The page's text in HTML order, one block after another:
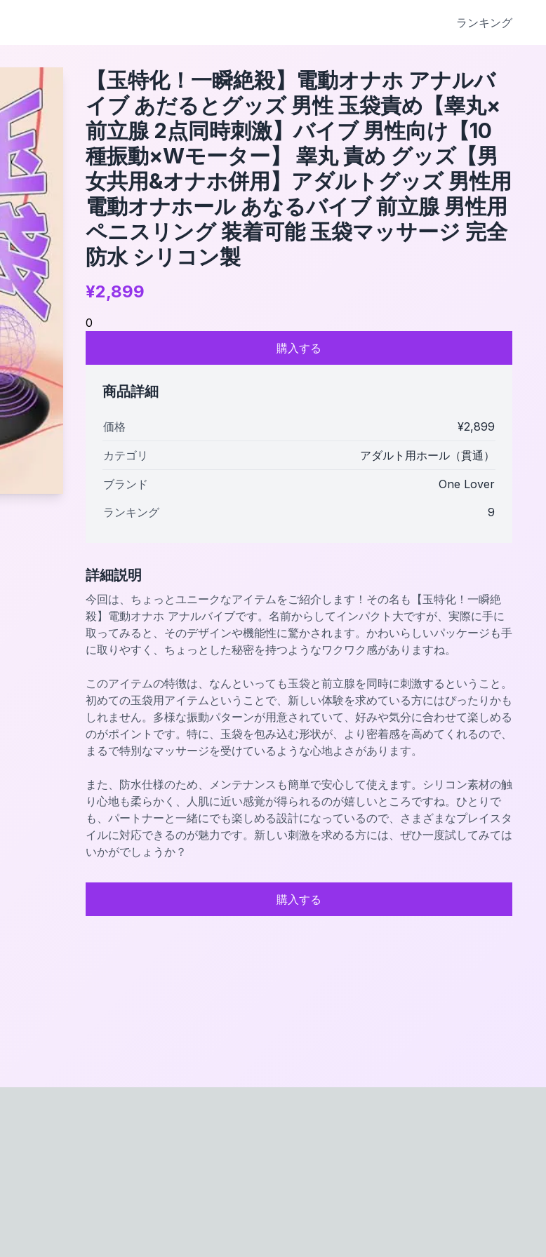
ランキング
【玉特化！一瞬絶殺】電動オナホ アナルバ
イブ あだるとグッズ 男性 玉袋責め【睾丸×
前立腺 2点同時刺激】バイブ 男性向け【10
種振動×Wモーター】 睾丸 責め グッズ【男
女共用&オナホ併用】アダルトグッズ 男性用
電動オナホール あなるバイブ 前立腺 男性用
ペニスリング 装着可能 玉袋マッサージ 完全
防水 シリコン製
¥2,899
0
購入する
商品詳細
価格 ¥2,899
カテゴリ アダルト用ホール（貫通）
ブランド
One Lover
ランキング
9
詳細説明
今回は、ちょっとユニークなアイテムをご紹介します！その名も【玉特化！一瞬絶
殺】電動オナホ アナルバイブです。名前からしてインパクト大ですが、実際に手に
取ってみると、そのデザインや機能性に驚かされます。かわいらしいパッケージも手
に取りやすく、ちょっとした秘密を持つようなワクワク感がありますね。
このアイテムの特徴は、なんといっても玉袋と前立腺を同時に刺激するということ。
初めての玉袋用アイテムということで、新しい体験を求めている方にはぴったりかも
しれません。多様な振動パターンが用意されていて、好みや気分に合わせて楽しめる
のがポイントです。特に、玉袋を包み込む形状が、より密着感を高めてくれるので、
まるで特別なマッサージを受けているような心地よさがあります。
また、防水仕様のため、メンテナンスも簡単で安心して使えます。シリコン素材の触
り心地も柔らかく、人肌に近い感覚が得られるのが嬉しいところですね。ひとりで
も、パートナーと一緒にでも楽しめる設計になっているので、さまざまなプレイスタ
イルに対応できるのが魅力です。新しい刺激を求める方には、ぜひ一度試してみては
いかがでしょうか？
購入する